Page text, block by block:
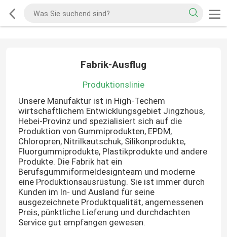
Fabrik-Ausflug
Produktionslinie
Unsere Manufaktur ist in High-Techem
wirtschaftlichem Entwicklungsgebiet Jingzhous,
Hebei-Provinz und spezialisiert sich auf die
Produktion von Gummiprodukten, EPDM,
Chloropren, Nitrilkautschuk, Silikonprodukte,
Fluorgummiprodukte, Plastikprodukte und andere
Produkte. Die Fabrik hat ein
Berufsgummiformeldesignteam und moderne
eine Produktionsausrüstung. Sie ist immer durch
Kunden im In- und Ausland für seine
ausgezeichnete Produktqualität, angemessenen
Preis, pünktliche Lieferung und durchdachten
Service gut empfangen gewesen.